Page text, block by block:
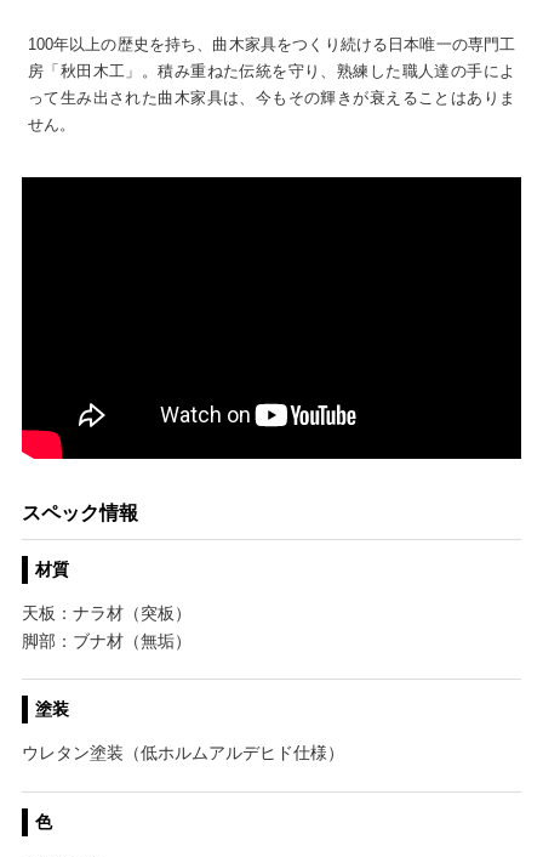
100年以上の歴史を持ち、曲木家具をつくり続ける日本唯一の専門工
房「秋田木工」。積み重ねた伝統を守り、熟練した職人達の手によ
って生み出された曲木家具は、今もその輝きが衰えることはありま
せん。
スペック情報
材質
天板：ナラ材（突板）
脚部：ブナ材（無垢）
塗装
ウレタン塗装（低ホルムアルデヒド仕様）
色